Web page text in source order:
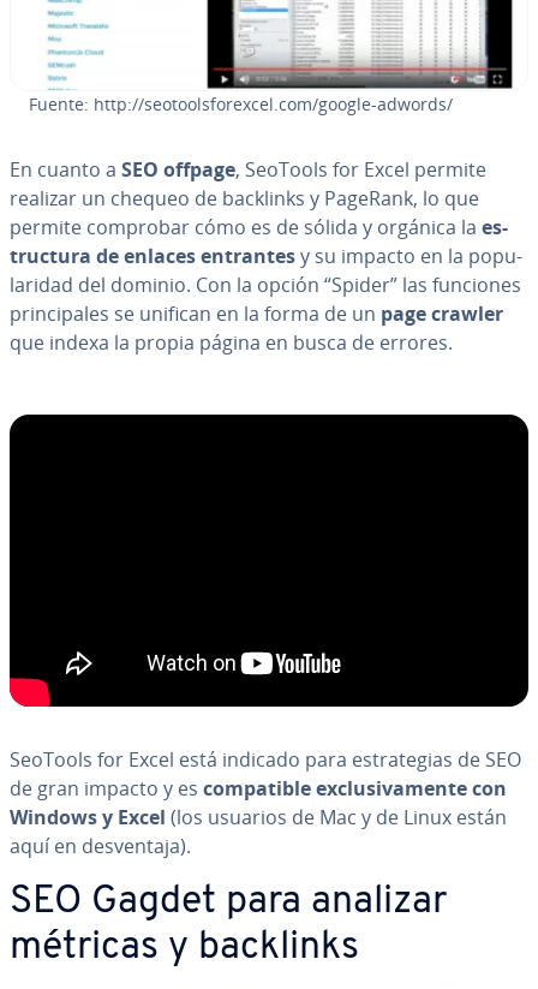
Fuente: http://seo­too­l­s­fo­re­x­cel.com/google-adwords/
En cuanto a SEO offpage, SeoTools for Excel permite
realizar un chequeo de backlinks y PageRank, lo que
permite comprobar cómo es de sólida y orgánica la es­
tru­c­tu­ra de enlaces entrantesy su impacto en la po­pu­
la­ri­dad del dominio. Con la opción “Spider” las funciones
pri­n­ci­pa­les se unifican en la forma de un page crawler
que indexa la propia página en busca de errores.
SeoTools for Excel está indicado para es­tra­te­gias de SEO
de gran impacto y es co­m­pa­ti­ble ex­clu­si­va­me­n­te con
Windows y Excel (los usuarios de Mac y de Linux están
aquí en de­s­ve­n­ta­ja).
SEO Gagdet para analizar
métricas y backlinks